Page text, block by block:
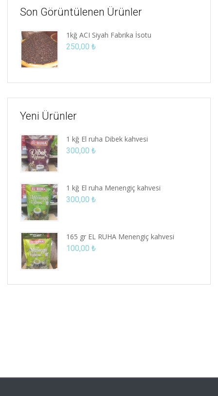
Son Görüntülenen Ürünler
1kğ ACI Siyah Fabrika İsotu
250,00 ₺
Yeni Ürünler
1 kğ El ruha Dibek kahvesi
300,00 ₺
1 kğ El ruha Menengiç kahvesi
300,00 ₺
165 gr EL RUHA Menengiç kahvesi
100,00 ₺